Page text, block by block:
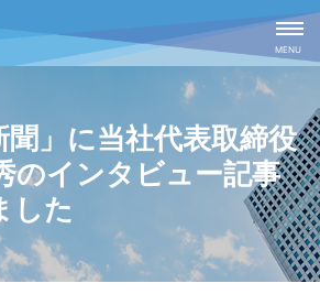
CLOSE
MENU
聞」に当社代表取締役
のインタビュー記事
した